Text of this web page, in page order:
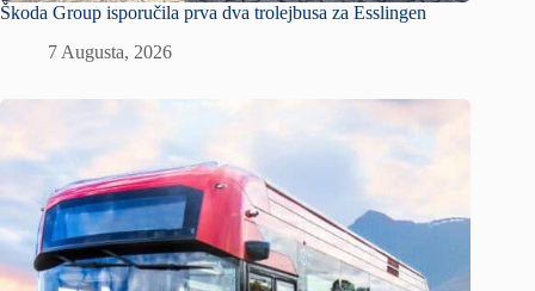
Škoda Group isporučila prva dva trolejbusa za Esslingen
7 Augusta, 2026